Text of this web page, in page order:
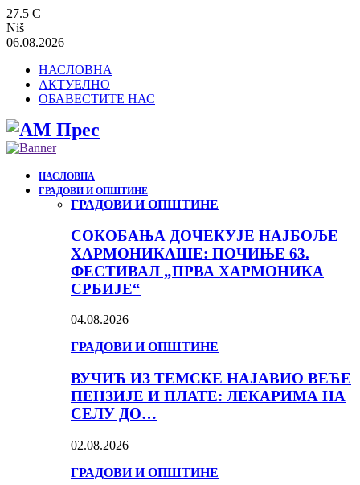
27.5 C
Niš
06.08.2026
НАСЛОВНА
АКТУЕЛНО
ОБАВЕСТИТЕ НАС
НАСЛОВНА
ГРАДОВИ И ОПШТИНЕ
ГРАДОВИ И ОПШТИНЕ
СОКОБАЊА ДОЧЕКУЈЕ НАЈБОЉЕ
ХАРМОНИКАШЕ: ПОЧИЊЕ 63.
ФЕСТИВАЛ „ПРВА ХАРМОНИКА
СРБИЈЕ“
04.08.2026
ГРАДОВИ И ОПШТИНЕ
ВУЧИЋ ИЗ ТЕМСКЕ НАЈАВИО ВЕЋЕ
ПЕНЗИЈЕ И ПЛАТЕ: ЛЕКАРИМА НА
СЕЛУ ДО…
02.08.2026
ГРАДОВИ И ОПШТИНЕ